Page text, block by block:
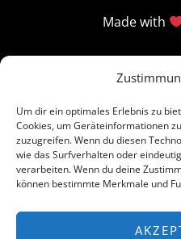
Um dir ein optimales Erlebnis zu
Cookies, um Geräteinformationen
zuzugreifen. Wenn du diesen
wie das Surfverhalten oder
verarbeiten. Wenn du deine
können bestimmte Merkmale und
Made with